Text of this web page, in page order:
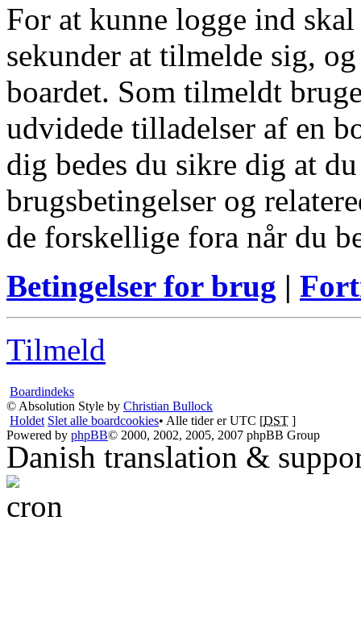
For at kunne logge ind
sekunder at tilmelde sig,
boardet. Som tilmeldt
udvidede tilladelser af en
dig bedes du sikre dig at
brugsbetingelser og
de forskellige fora når du
Betingelser for brug |
Tilmeld
Boardindeks
© Absolution Style by Christian Bullock
Holdet Slet alle boardcookies• Alle tider er UTC [DST ]
Powered by phpBB© 2000, 2002, 2005, 2007 phpBB Group
Danish translation &